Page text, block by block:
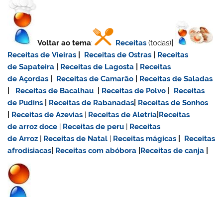
Voltar ao tema: Receitas (todas)
Receitas de Vieiras
Receitas de Ostras
Receitas
de Sapateira
Receitas de Lagosta
Receitas
de Açordas
Receitas de Camarão
Receitas de Saladas
Receitas de Bacalhau Receitas de Polvo
Receitas
de Pudins
Receitas de Rabanadas
Receitas de Sonhos
Receitas de Azevias Receitas de Aletria Receitas
dearroz doce Receitas de peru
Receitas
de Arroz
Receitas de Natal Receitas mágicas
Receitas
afrodisiacas
Receitas com abóbora Receitas de canja